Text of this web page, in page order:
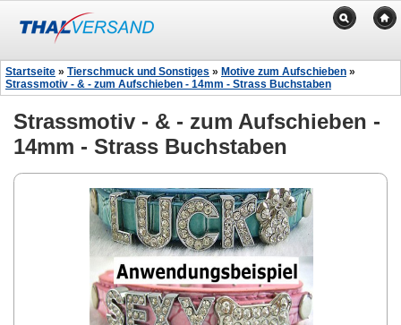
Startseite » Tierschmuck und Sonstiges » Motive zum Aufschieben »
Strassmotiv - & - zum Aufschieben - 14mm - Strass Buchstaben
Strassmotiv - & - zum Aufschieben -
14mm - Strass Buchstaben